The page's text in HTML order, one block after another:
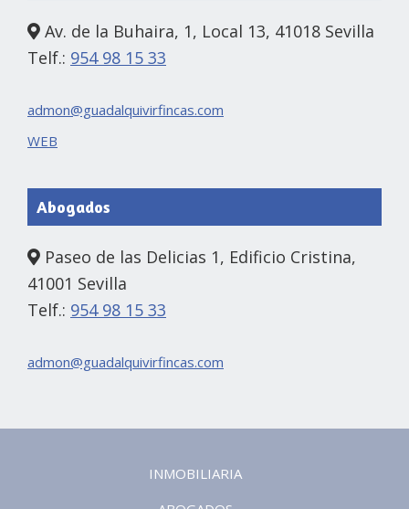
Av. de la Buhaira, 1, Local 13, 41018 Sevilla
Telf.: 954 98 15 33
admon@guadalquivirfincas.com
WEB
Abogados
Paseo de las Delicias 1, Edificio Cristina,
41001 Sevilla
Telf.: 954 98 15 33
admon@guadalquivirfincas.com
INMOBILIARIA